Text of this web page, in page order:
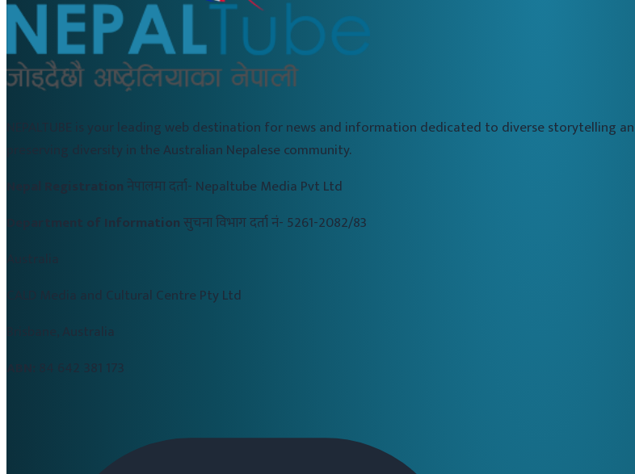
NEPALTUBE is your leading web destination for news and information dedicated to diverse storytelling
preserving diversity in the Australian Nepalese community.
Nepal Registrationनेपालमा दर्ता- Nepaltube Media Pvt Ltd
Department of Informationसुचना विभाग दर्ता नं- 5261-2082/83
CALD Media and Cultural Centre Pty Ltd
84 642 381 173